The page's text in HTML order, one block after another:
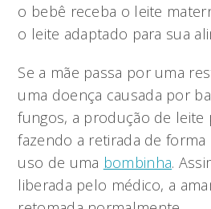
o bebê receba o leite
o leite adaptado para sua
Se a mãe passa por uma
uma doença causada por
fungos, a produção de leite
fazendo a retirada de
uso de uma bombinha.
liberada pelo médico, a